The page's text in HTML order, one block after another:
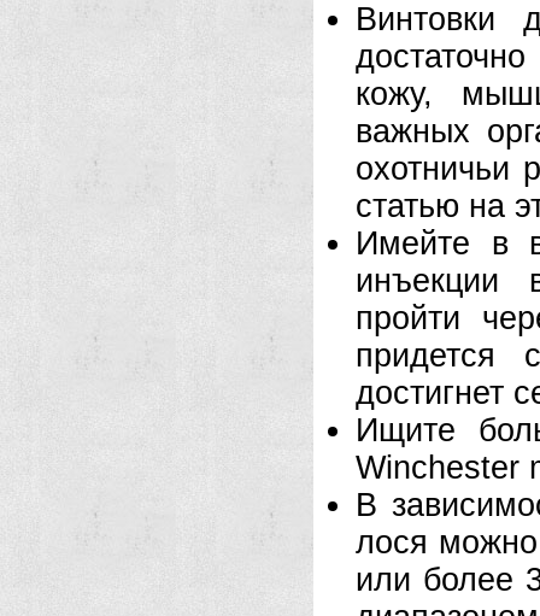
Винтовки
кожу,
важных
охотничьи
статью на
Имейте в
инъекции
пройти
придется
достигнет
Ищите
Winchester
В
лося можно
или более